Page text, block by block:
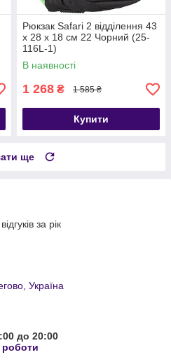
Рюкзак Safari 2 відділення 43
х 28 х 18 см 22 Чорний (25-
116L-1)
В наявності
1 268 ₴ 1 585 ₴
Купити
ще
за рік
Україна
до 20:00
роботи